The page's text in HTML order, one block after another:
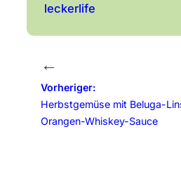
leckerlife
←
Vorheriger:
Herbstgemüse mit Beluga-
Orangen-Whiskey-Sauce